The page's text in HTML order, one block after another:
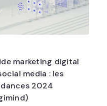
marketing digital
media : les
2024